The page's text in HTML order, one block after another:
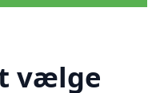
vælge